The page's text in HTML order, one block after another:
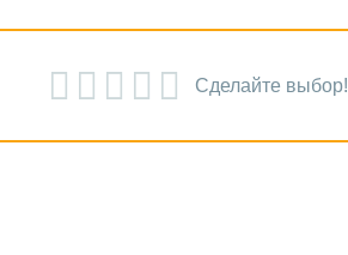
Сделайте выбор!